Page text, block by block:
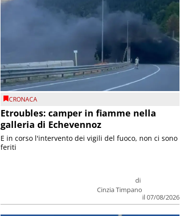
CRONACA
Etroubles: camper in fiamme nella
galleria di Echevennoz
di
Cinzia Timpano
il 07/08/2026
E in corso l'intervento dei vigili del fuoco, non ci sono
feriti